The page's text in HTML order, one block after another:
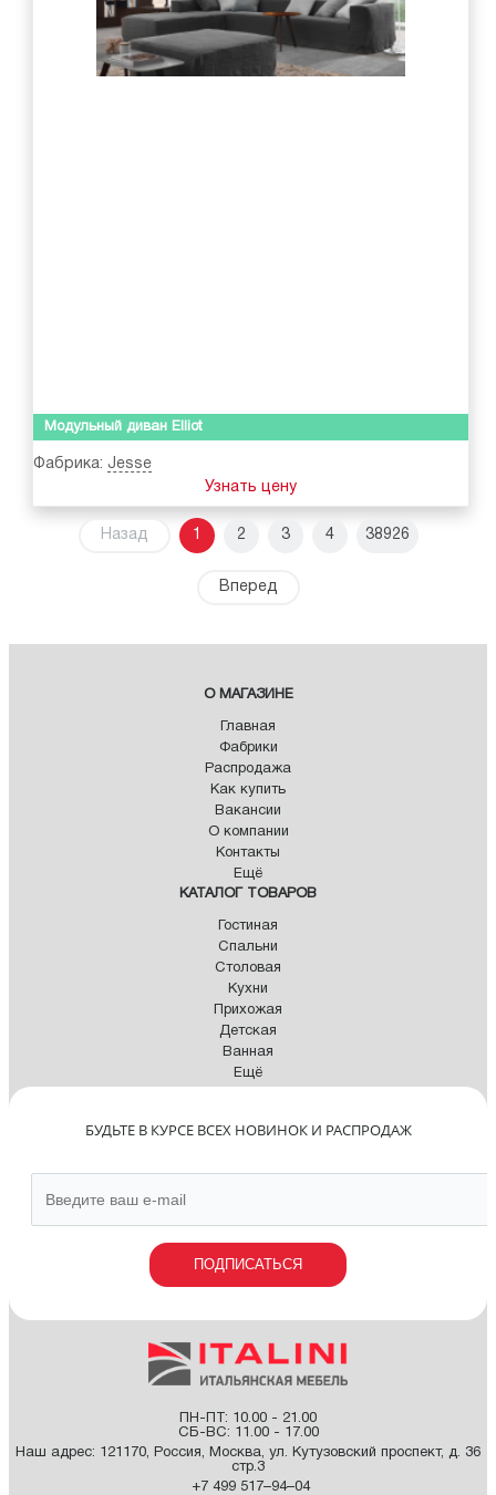
Модульный диван Elliot
Фабрика: Jesse
Узнать цену
Назад 1 2 3 4 38926
Вперед
О МАГАЗИНЕ
Главная
Фабрики
Распродажа
Как купить
Вакансии
О компании
Контакты
Ещё
КАТАЛОГ ТОВАРОВ
Гостиная
Спальни
Столовая
Кухни
Прихожая
Детская
Ванная
Ещё
БУДЬТЕ В КУРСЕ ВСЕХ НОВИНОК И РАСПРОДАЖ
ПОДПИСАТЬСЯ
ПН-ПТ: 10.00 - 21.00
СБ-ВС: 11.00 - 17.00
Наш адрес: 121170, Россия, Москва, ул. Кутузовский проспект, д. 36
стр.3
+7 499 517–94–04